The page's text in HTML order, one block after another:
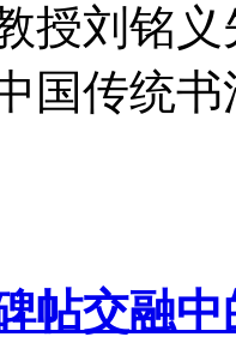
授刘铭
国传统
帖交融